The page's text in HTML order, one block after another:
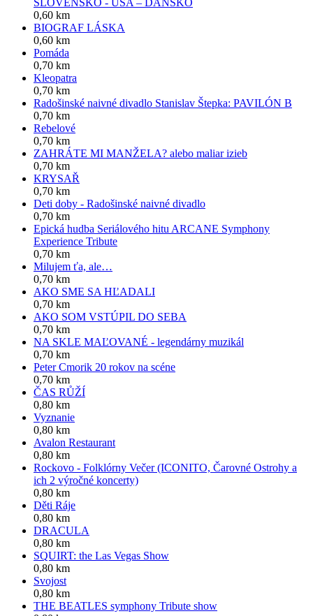
SLOVENSKO - USA – DÁNSKO
0,60 km
BIOGRAF LÁSKA
0,60 km
Pomáda
0,70 km
Kleopatra
0,70 km
Radošinské naivné divadlo Stanislav Štepka: PAVILÓN B
0,70 km
Rebelové
0,70 km
ZAHRÁTE MI MANŽELA? alebo maliar izieb
0,70 km
KRYSAŘ
0,70 km
Deti doby - Radošinské naivné divadlo
0,70 km
Epická hudba Seriálového hitu ARCANE Symphony
Experience Tribute
0,70 km
Milujem ťa, ale…
0,70 km
AKO SME SA HĽADALI
0,70 km
AKO SOM VSTÚPIL DO SEBA
0,70 km
NA SKLE MAĽOVANÉ - legendárny muzikál
0,70 km
Peter Cmorik 20 rokov na scéne
0,70 km
ČAS RŮŽÍ
0,80 km
Vyznanie
0,80 km
Avalon Restaurant
0,80 km
Rockovo - Folklórny Večer (ICONITO, Čarovné Ostrohy a
ich 2 výročné koncerty)
0,80 km
Děti Ráje
0,80 km
DRACULA
0,80 km
SQUIRT: the Las Vegas Show
0,80 km
Svojost
0,80 km
THE BEATLES symphony Tribute show